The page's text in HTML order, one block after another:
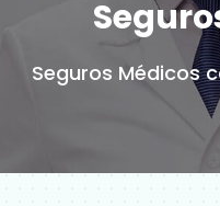
Seguros Médicos